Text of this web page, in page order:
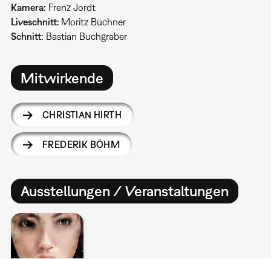
Kamera: Frenz Jordt
Liveschnitt: Moritz Büchner
Schnitt: Bastian Buchgraber
Mitwirkende
CHRISTIAN HIRTH
FREDERIK BÖHM
Ausstellungen / Veranstaltungen